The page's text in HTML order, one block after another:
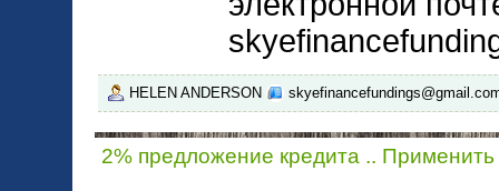
HELEN ANDERSON
2% предложение кредита .. Применить